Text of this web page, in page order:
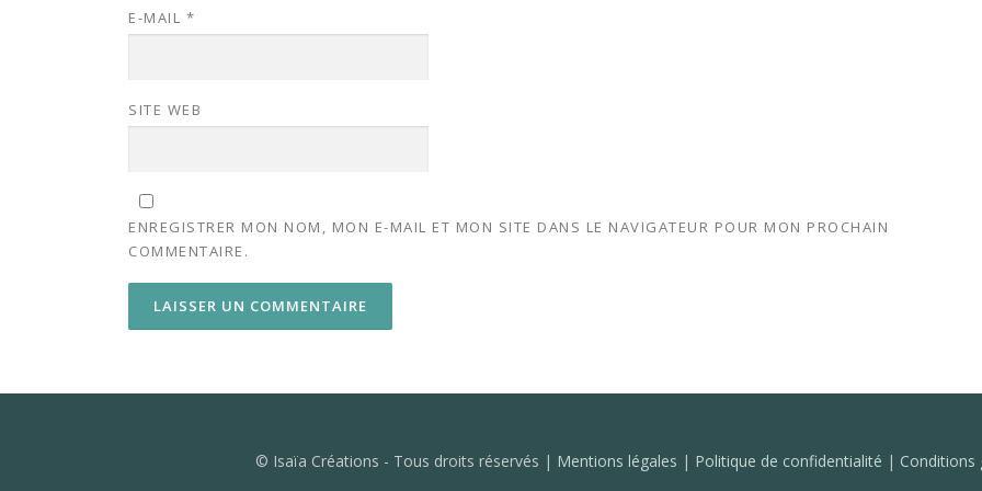
E-MAIL *
SITE WEB
ENREGISTRER MON NOM, MON E-MAIL ET MON SITE DANS LE NAVIGATEUR POUR MON PROCHAIN
COMMENTAIRE.
© Isaïa Créations - Tous droits réservés | Mentions légales | Politique de confidentialité | Conditions